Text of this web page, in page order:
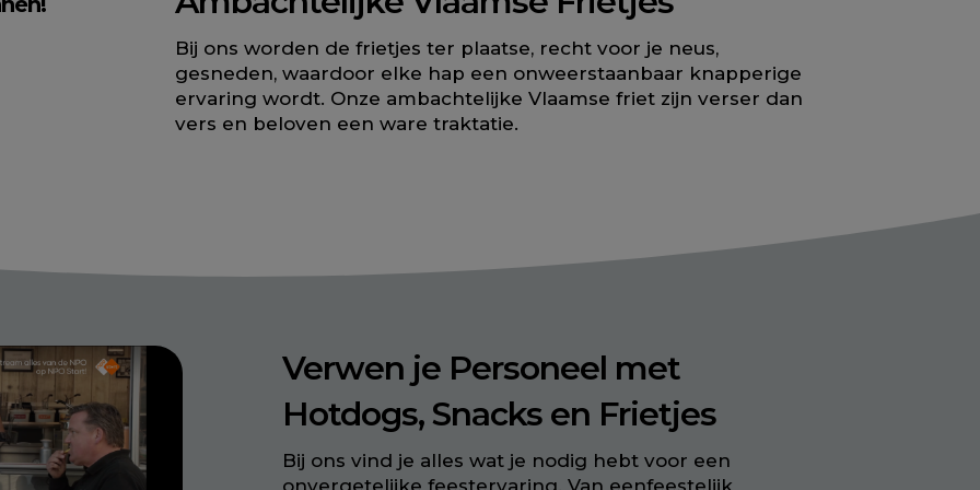
Bij ons worden de frietjes ter plaatse, recht voor je neus,
gesneden, waardoor elke hap een onweerstaanbaar knapperige
ervaring wordt. Onze ambachtelijke Vlaamse friet zijn verser dan
vers en beloven een ware traktatie.
Verwen je Personeel met
Hotdogs, Snacks en Frietjes
Bij ons vind je alles wat je nodig hebt voor een